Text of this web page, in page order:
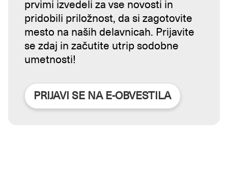
prvimi izvedeli za vse novosti in
pridobili priložnost, da si zagotovite
mesto na naših delavnicah. Prijavite
se zdaj in začutite utrip sodobne
umetnosti!
PRIJAVI SE NA E-OBVESTILA